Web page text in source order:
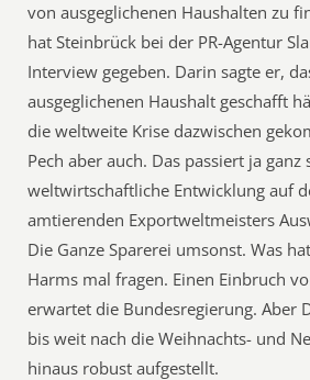
von ausgeglichenen Haushalten zu
hat Steinbrück bei der PR-Agentur
Interview gegeben. Darin sagte er,
ausgeglichenen Haushalt geschafft
die weltweite Krise dazwischen
Pech aber auch. Das passiert ja ganz
weltwirtschaftliche Entwicklung auf
amtierenden Exportweltmeisters
Die Ganze Sparerei umsonst. Was
Harms mal fragen. Einen Einbruch
erwartet die Bundesregierung. Aber
bis weit nach die Weihnachts- und
hinaus robust aufgestellt.